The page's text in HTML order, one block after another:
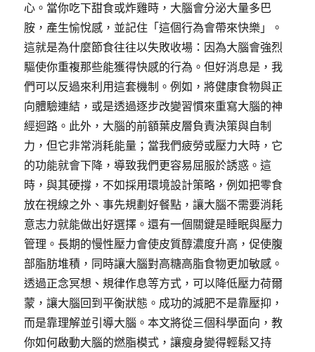
心。當你吃下甜食或炸雞時，大腦會分泌大量多巴
胺，產生愉悅感，並記住「這個行為會帶來快樂」。
這就是為什麼節食往往以失敗收場：因為大腦會強烈
驅使你重複那些能獲得快感的行為。但好消息是，我
們可以反過來利用這套機制。例如，將健康食物與正
向體驗連結，或是透過逐步改變習慣來重寫大腦的神
經迴路。此外，大腦的前額葉皮層負責決策與自制
力，但它非常消耗能量；當我們疲勞或壓力大時，它
的功能就會下降，導致我們更容易屈服於誘惑。這
時，與其硬撐，不如採用環境設計策略，例如把零食
放在視線之外、事先規劃好餐點，讓大腦不需要消耗
意志力就能做出好選擇。還有一個關鍵是睡眠與壓力
管理。長期的慢性壓力會使皮質醇濃度升高，促使腹
部脂肪堆積，同時讓大腦對高糖高脂食物更加敏感。
透過正念冥想、規律作息等方式，可以降低壓力荷爾
蒙，讓大腦回到平衡狀態。成功的減肥不是靠壓抑，
而是靠理解並引導大腦。本文將從三個科學面向，教
你如何啟動大腦的燃脂模式，讓瘦身變得輕鬆又持